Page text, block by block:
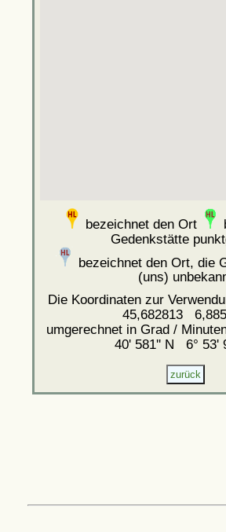
bezeichnet den Ort
Gedenkstätte
bezeichnet den Ort, die
(uns)
Die Koordinaten zur
45,682813
umgerechnet in Grad /
40' 581'' N 6° 53'